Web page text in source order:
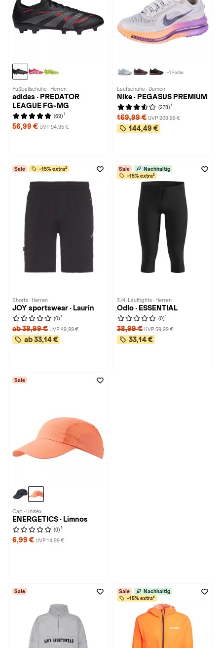
Fußballschuhe · Herren
adidas · PREDATOR
LEAGUE FG-MG
(69) 1
56,99 € UVP 94,95 €
+1 Farbe
Laufschuhe · Damen
Nike · PEGASUS PREMIUM
(278) 1
169,99 € UVP 209,99 €
144,49 €
Sale -15% extra²
Shorts · Herren
JOY sportswear · Laurin
(0) 1
ab 38,99 € UVP 49,99 €
ab 33,14 €
Sale
Nachhaltig
-15% extra²
3/4-Lauftights · Herren
Odlo · ESSENTIAL
(0) 1
38,99 € UVP 59,99 €
33,14 €
Sale
Cap · Unisex
ENERGETICS · Limnos
(0) 1
6,99 € UVP 14,99 €
Sale Sale
Nachhaltig
-15% extra²